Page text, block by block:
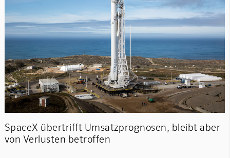
SpaceX übertrifft Umsatzprognosen, bleibt aber
von Verlusten betroffen